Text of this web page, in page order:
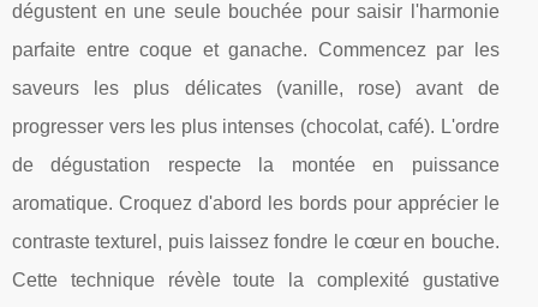
dégustent en une seule bouchée pour saisir l'harmonie
parfaite entre coque et ganache. Commencez par les
saveurs les plus délicates (vanille, rose) avant de
progresser vers les plus intenses (chocolat, café). L'ordre
de dégustation respecte la montée en puissance
aromatique. Croquez d'abord les bords pour apprécier le
contraste texturel, puis laissez fondre le cœur en bouche.
Cette technique révèle toute la complexité gustative